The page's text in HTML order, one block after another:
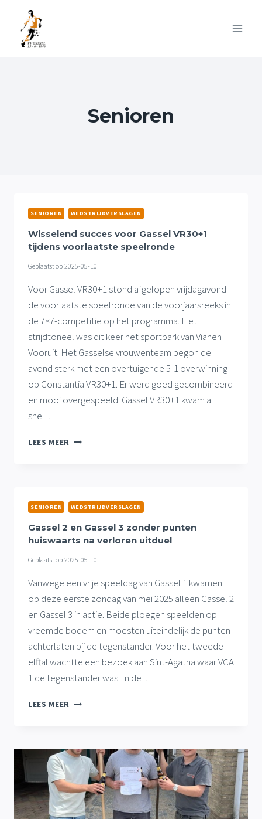
Doorgaan
inhoud
Senioren
SENIOREN WEDSTRIJDVERSLAGEN
Wisselend succes voor Gassel VR30+1
tijdens voorlaatste speelronde
Geplaatst op 2025-05-10
Voor Gassel VR30+1 stond afgelopen vrijdagavond
de voorlaatste speelronde van de voorjaarsreeks in
de 7×7-competitie op het programma. Het
strijdtoneel was dit keer het sportpark van Vianen
Vooruit. Het Gasselse vrouwenteam begon de
avond sterk met een overtuigende 5-1 overwinning
op Constantia VR30+1. Er werd goed gecombineerd
en mooi overgespeeld. Gassel VR30+1 kwam al
snel…
LEES MEER WISSELEND
TIJDENS
VOORLAATSTE
SPEELRONDE
SENIOREN WEDSTRIJDVERSLAGEN
Gassel 2 en Gassel 3 zonder punten
huiswaarts na verloren uitduel
Geplaatst op 2025-05-10
Vanwege een vrije speeldag van Gassel 1 kwamen
op deze eerste zondag van mei 2025 alleen Gassel 2
en Gassel 3 in actie. Beide ploegen speelden op
vreemde bodem en moesten uiteindelijk de punten
achterlaten bij de tegenstander. Voor het tweede
elftal wachtte een bezoek aan Sint-Agatha waar VCA
1 de tegenstander was. In de…
LEES MEER GASSEL
3
ZONDER
PUNTEN
HUISWAARTS
NA
VERLOREN